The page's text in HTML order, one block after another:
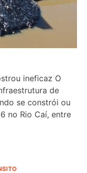
ineficaz O
de
se constrói ou
no Rio Caí, entre